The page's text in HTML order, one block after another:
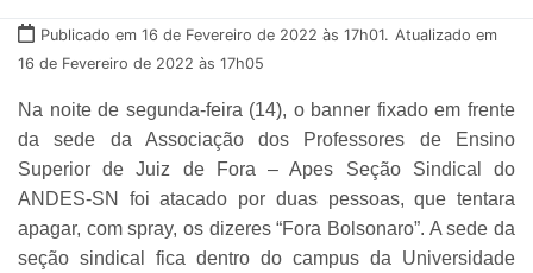
Publicado em 16 de Fevereiro de 2022 às 17h01. Atualizado em
16 de Fevereiro de 2022 às 17h05
Na noite de segunda-feira (14), o banner fixado em frente
da sede da Associação dos Professores de Ensino
Superior de Juiz de Fora – Apes Seção Sindical do
ANDES-SN foi atacado por duas pessoas, que tentara
apagar, com spray, os dizeres “Fora Bolsonaro”. A sede da
seção sindical fica dentro do campus da Universidade